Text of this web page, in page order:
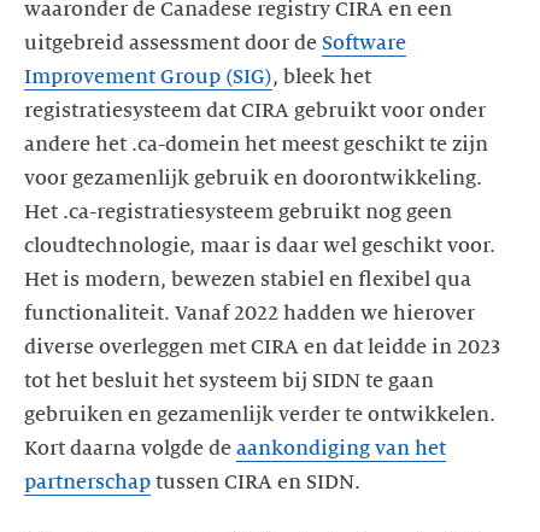
waaronder de Canadese registry CIRA en een
uitgebreid assessment door de Software
Improvement Group (SIG), bleek het
registratiesysteem dat CIRA gebruikt voor onder
andere het .ca-domein het meest geschikt te zijn
voor gezamenlijk gebruik en doorontwikkeling.
Het .ca-registratiesysteem gebruikt nog geen
cloudtechnologie, maar is daar wel geschikt voor.
Het is modern, bewezen stabiel en flexibel qua
functionaliteit. Vanaf 2022 hadden we hierover
diverse overleggen met CIRA en dat leidde in 2023
tot het besluit het systeem bij SIDN te gaan
gebruiken en gezamenlijk verder te ontwikkelen.
Kort daarna volgde de aankondiging van het
partnerschap tussen CIRA en SIDN.